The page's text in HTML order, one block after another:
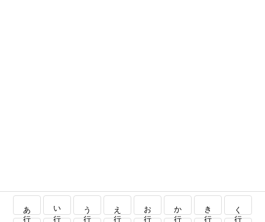
あ行 い行 う行 え行 お行 か行 き行 く行